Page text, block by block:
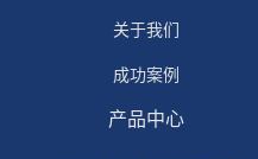
关于我们
成功案例
产品中心